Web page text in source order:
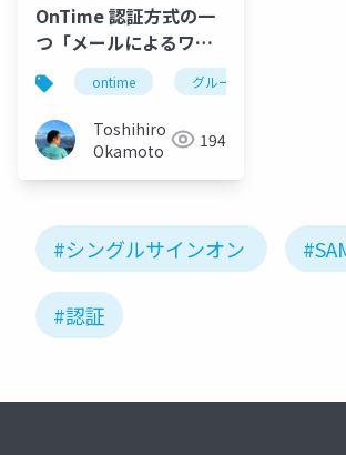
OnTime 認証方式の一
つ「メールによるワン
タイムトークン発行」
画面サンプル」
ontime グループカレンダー
Toshihiro
Okamoto
194
#シングルサインオン
#認証